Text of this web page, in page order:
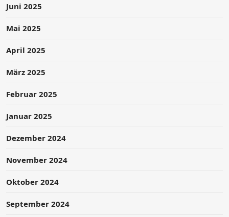
Juni 2025
Mai 2025
April 2025
März 2025
Februar 2025
Januar 2025
Dezember 2024
November 2024
Oktober 2024
September 2024